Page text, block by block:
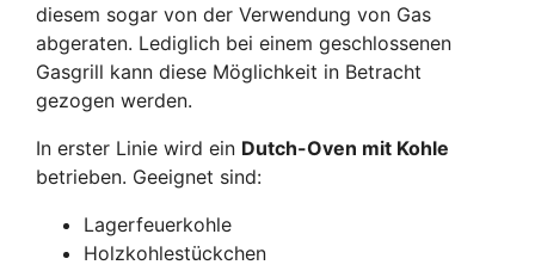
diesem sogar von der Verwendung von Gas
abgeraten. Lediglich bei einem geschlossenen
Gasgrill kann diese Möglichkeit in Betracht
gezogen werden.
In erster Linie wird ein Dutch-Oven mit Kohle
betrieben. Geeignet sind:
Lagerfeuerkohle
Holzkohlestückchen